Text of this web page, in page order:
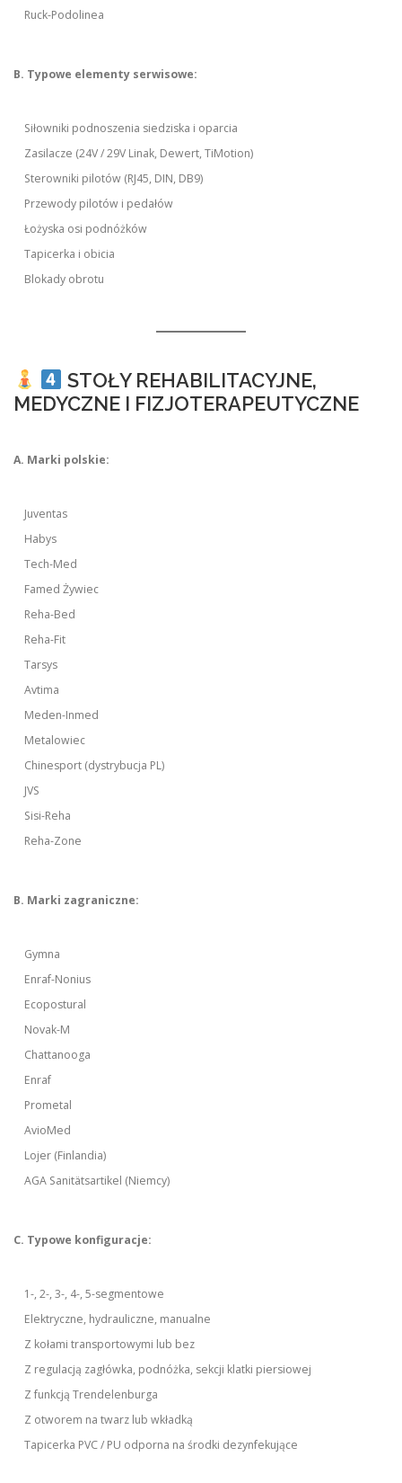
Ruck-Podolinea
B. Typowe elementy serwisowe:
Siłowniki podnoszenia siedziska i oparcia
Zasilacze (24V / 29V Linak, Dewert, TiMotion)
Sterowniki pilotów (RJ45, DIN, DB9)
Przewody pilotów i pedałów
Łożyska osi podnóżków
Tapicerka i obicia
Blokady obrotu
STOŁY REHABILITACYJNE,
MEDYCZNE I FIZJOTERAPEUTYCZNE
A. Marki polskie:
Juventas
Habys
Tech-Med
Famed Żywiec
Reha-Bed
Reha-Fit
Tarsys
Avtima
Meden-Inmed
Metalowiec
Chinesport (dystrybucja PL)
JVS
Sisi-Reha
Reha-Zone
B. Marki zagraniczne:
Gymna
Enraf-Nonius
Ecopostural
Novak-M
Chattanooga
Enraf
Prometal
AvioMed
Lojer (Finlandia)
AGA Sanitätsartikel (Niemcy)
C. Typowe konfiguracje:
1-, 2-, 3-, 4-, 5-segmentowe
Elektryczne, hydrauliczne, manualne
Z kołami transportowymi lub bez
Z regulacją zagłówka, podnóżka, sekcji klatki piersiowej
Z funkcją Trendelenburga
Z otworem na twarz lub wkładką
Tapicerka PVC / PU odporna na środki dezynfekujące